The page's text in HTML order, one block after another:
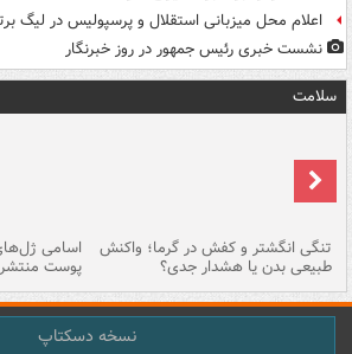
اعلام محل میزبانی استقلال و پرسپولیس در لیگ
نشست خبری رئیس جمهور در روز خبرنگار
سلامت
تنگی انگشتر و کفش در گرما؛ واکنش
طبیعی بدن یا هشدار جدی؟
اسامی
پوست
نسخه دسکتاپ